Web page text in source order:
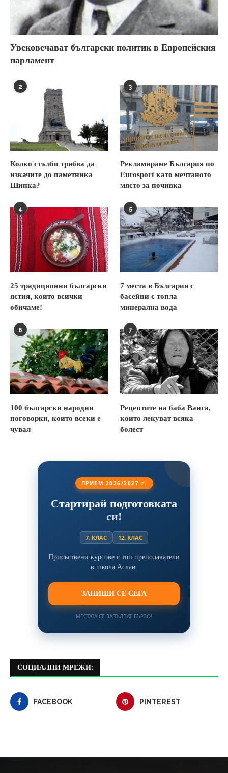
Увековечават български политик в Европейския
парламент
2
Колко стълби трябва да
изкачите до паметника
Шипка?
3
Рекламираме България по
Eurosport като мечтаното
място за почивка
4
25 традиционни български
ястия, които всички
обичаме!
5
7 места в България с
басейни с топла
минерална вода
6
100 български народни
поговорки, които всеки е
чувал
7
Рецептите на баба Ванга,
които лекуват всяка
болест
ПРИЕМ 2026/2027 г.
Стартирай подготовката
си!
7. КЛАС 12. КЛАС
Присъствени курсове с топ преподаватели
в школа Аслан.
ЗАПИШИ СЕ СЕГА
МЕСТАТА СЕ ЗАПЪЛВАТ БЪРЗО!
СОЦИАЛНИ МРЕЖИ:
FACEBOOK PINTEREST